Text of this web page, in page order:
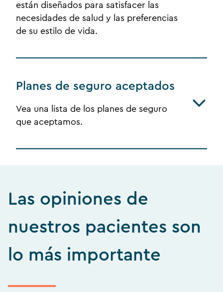
están diseñados para satisfacer las
necesidades de salud y las preferencias
de su estilo de vida.
Planes de seguro aceptados
Vea una lista de los planes de seguro
que aceptamos.
Las opiniones de
nuestros pacientes son
lo más importante